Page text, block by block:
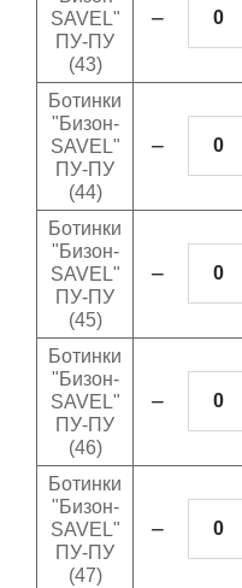
SAVEL"
ПУ-ПУ
(43)
−
Ботинки
"Бизон-
SAVEL"
ПУ-ПУ
(44)
−
Ботинки
"Бизон-
SAVEL"
ПУ-ПУ
(45)
−
Ботинки
"Бизон-
SAVEL"
ПУ-ПУ
(46)
−
Ботинки
"Бизон-
SAVEL"
ПУ-ПУ
(47)
−